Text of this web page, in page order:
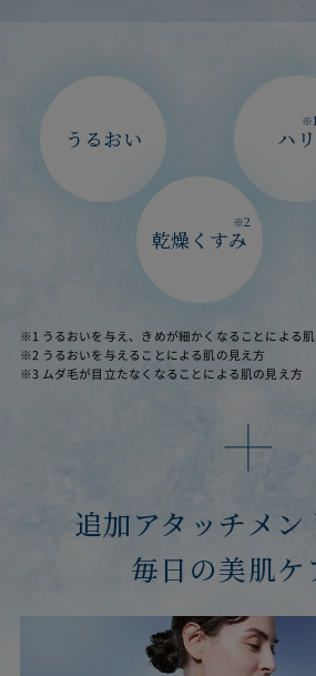
うるおい
乾燥くすみ
※2
ハリ
※1
※1 うるおいを与え、きめが細かくなることによる
※2 うるおいを与えることによる肌の見え方
※3 ムダ毛が目立たなくなることによる肌の見え方
追加アタッチメン
毎日の美肌ケ